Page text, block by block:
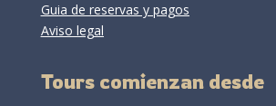
Guia de reservas y pagos
Aviso legal
Tours comienzan desde